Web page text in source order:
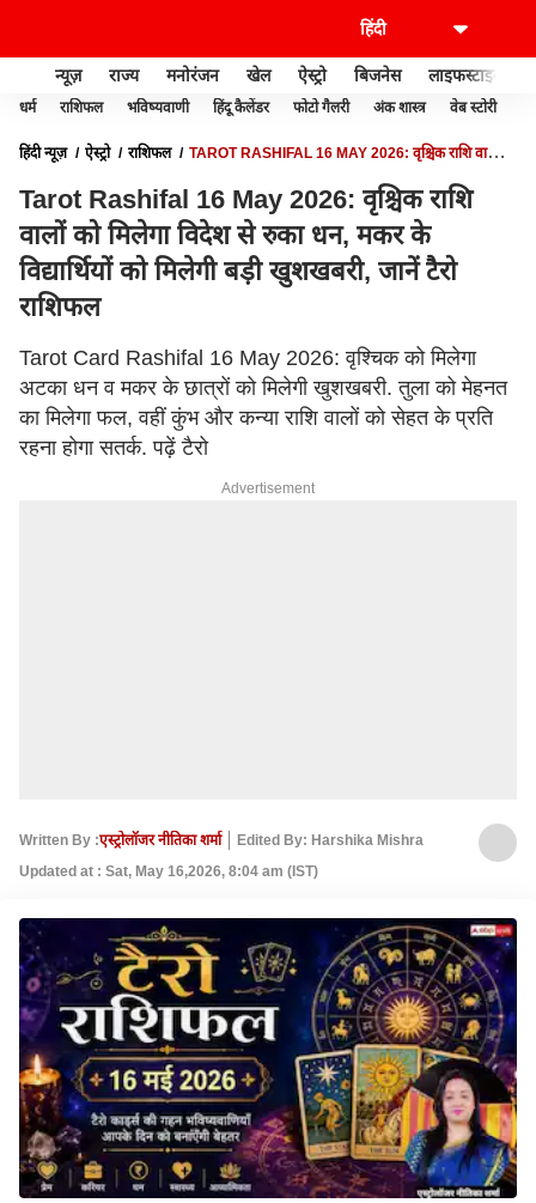
न्यूज़ राज्य मनोरंजन खेल ऐस्ट्रो बिजनेस लाइफस्टाइल
धर्म राशिफल भविष्यवाणी हिंदू कैलेंडर फोटो गैलरी अंक शास्त्र वेब स्टोरी
हिंदी न्यूज़ ऐस्ट्रो राशिफल
TAROT RASHIFAL 16 MAY 2026: वृश्चिक राशि वालों
Tarot Rashifal 16 May 2026: वृश्चिक राशि
वालों को मिलेगा विदेश से रुका धन, मकर के
विद्यार्थियों को मिलेगी बड़ी खुशखबरी, जानें टैरो
राशिफल
Tarot Card Rashifal 16 May 2026: वृश्चिक को मिलेगा
अटका धन व मकर के छात्रों को मिलेगी खुशखबरी. तुला को मेहनत
का मिलेगा फल, वहीं कुंभ और कन्या राशि वालों को सेहत के प्रति
रहना होगा सतर्क. पढ़ें टैरो
Advertisement
Written By :एस्ट्रोलॉजर नीतिका शर्मा
Edited By: Harshika Mishra
Updated at : Sat, May 16,2026, 8:04 am (IST)